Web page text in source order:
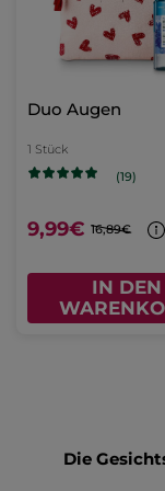
Duo Augen
1 Stück
(19)
9,99€ 16,89€
IN DEN
Die